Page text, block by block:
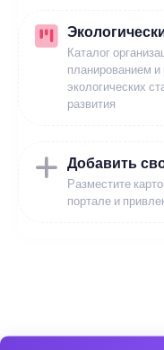
Каталог
планированием и
экологических
развития
Добавить
Разместите
портале и